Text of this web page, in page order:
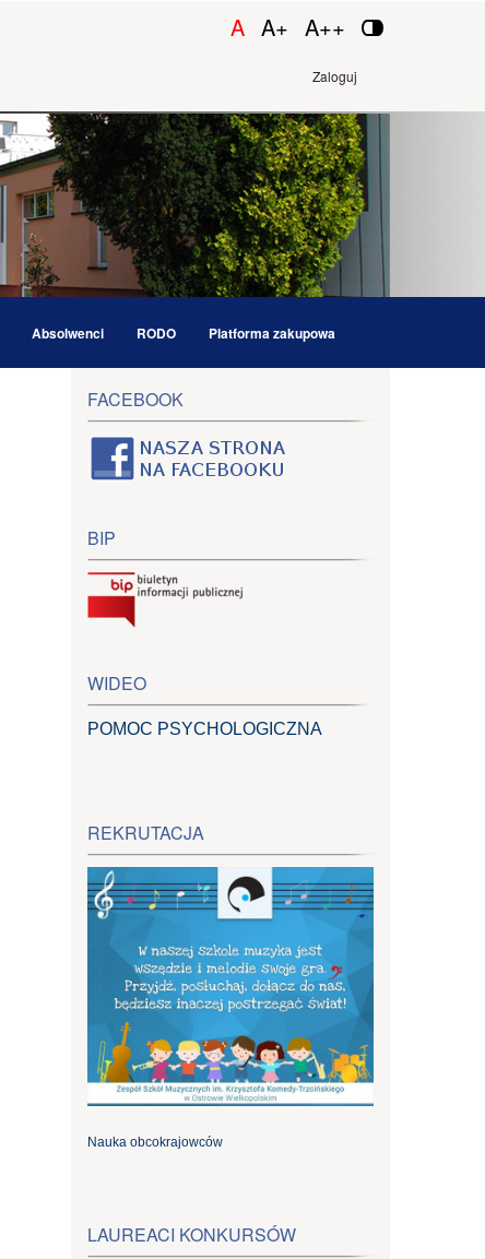
A A+ A++
Zaloguj
Absolwenci RODO Platforma zakupowa
FACEBOOK
BIP
WIDEO
POMOC PSYCHOLOGICZNA
REKRUTACJA
Nauka obcokrajowców
LAUREACI KONKURSÓW